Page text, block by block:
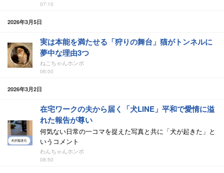
07:10
2026年3月5日
実は本能を満たせる「狩りの舞台」猫がトンネルに
夢中な理由3つ
ねこちゃんホンポ
06:00
2026年3月2日
在宅ワークの夫から届く「犬LINE」平和で愛情に溢
れた報告が尊い
何気ない日常の一コマを捉えた写真と共に「犬が起きた」と
いうコメント
わんちゃんホンポ
08:50